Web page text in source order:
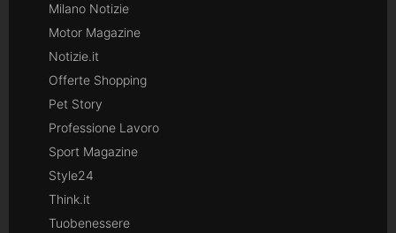
Milano Notizie
Motor Magazine
Notizie.it
Offerte Shopping
Pet Story
Professione Lavoro
Sport Magazine
Style24
Think.it
Tuobenessere